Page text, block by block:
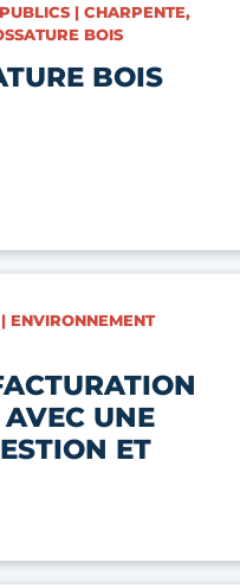
| CHARPENTE,
BOIS
BOIS
ENVIRONNEMENT
UNE
ET